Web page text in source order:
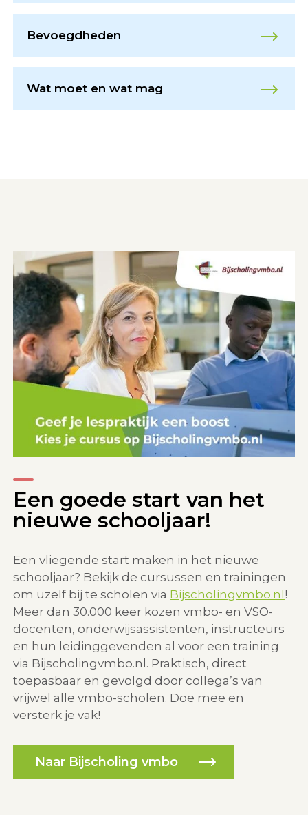
Bevoegdheden
Wat moet en wat mag
Een goede start van het
nieuwe schooljaar!
Een vliegende start maken in het nieuwe
schooljaar? Bekijk de cursussen en trainingen
om uzelf bij te scholen via Bijscholingvmbo.nl!
Meer dan 30.000 keer kozen vmbo- en VSO-
docenten, onderwijsassistenten, instructeurs
en hun leidinggevenden al voor een training
via Bijscholingvmbo.nl. Praktisch, direct
toepasbaar en gevolgd door collega’s van
vrijwel alle vmbo-scholen. Doe mee en
versterk je vak!
Naar Bijscholing vmbo